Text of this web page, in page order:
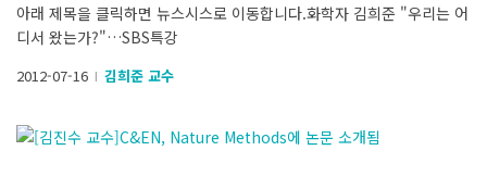
아래 제목을 클릭하면 뉴스시스로 이동합니다.화학자 김희준 "우리는 어
디서 왔는가?"…SBS특강
2012-07-16 l 김희준 교수